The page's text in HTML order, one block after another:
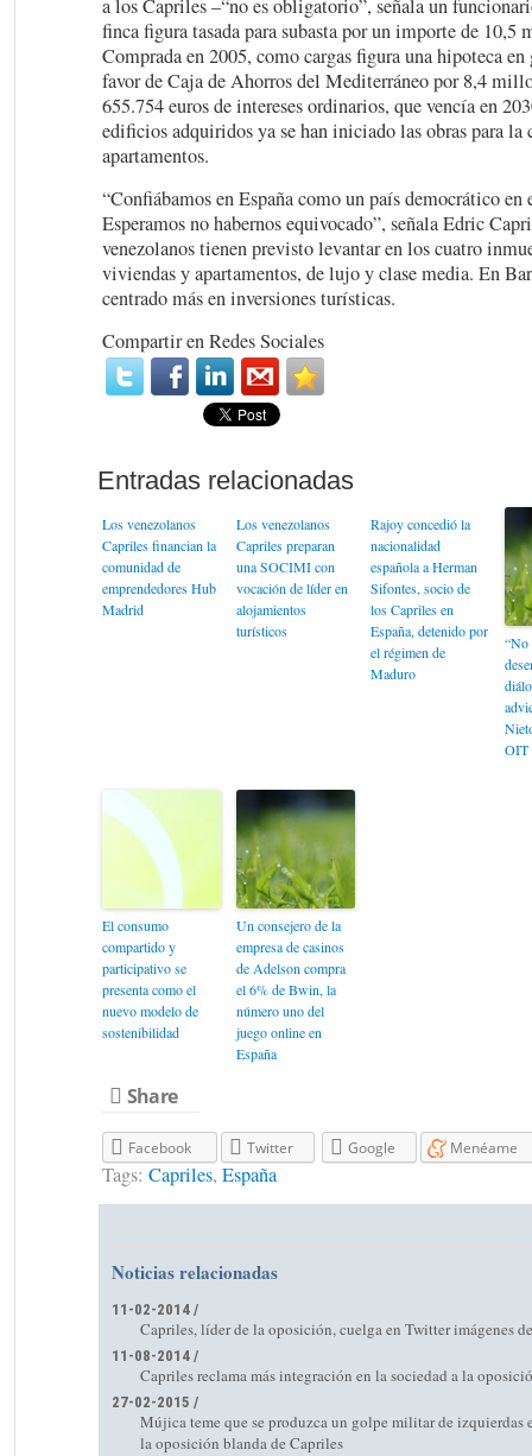
a los Capriles –“no es obligatorio”, señala un
finca figura tasada para subasta por un importe de 10,5
Comprada en 2005, como cargas figura una hipoteca en
favor de Caja de Ahorros del Mediterráneo por 8,4
655.754 euros de intereses ordinarios, que vencía en
edificios adquiridos ya se han iniciado las obras para la
apartamentos.
“Confiábamos en España como un país democrático
Esperamos no habernos equivocado”, señala Edric
venezolanos tienen previsto levantar en los cuatro
viviendas y apartamentos, de lujo y clase media. En
centrado más en inversiones turísticas.
Compartir en Redes Sociales
Los venezolanos
Capriles financian la
comunidad de
emprendedores Hub
Madrid
Los venezolanos
Capriles preparan
una SOCIMI con
vocación de líder en
alojamientos
turísticos
Rajoy concedió la
nacionalidad
española a Herman
Sifontes, socio de
los Capriles en
España, detenido por
el régimen de
Maduro
“No
OIT
El consumo
compartido y
participativo se
presenta como el
nuevo modelo de
sostenibilidad
Un consejero de la
empresa de casinos
de Adelson compra
el 6% de Bwin, la
número uno del
juego online en
España
Share
Facebook Twitter Google Menéame
Tags: Capriles, España
Noticias relacionadas
11-02-2014 /
Capriles, líder de la oposición, cuelga en Twitter imágenes
11-08-2014 /
Capriles reclama más integración en la sociedad a la
27-02-2015 /
Mújica teme que se produzca un golpe militar de izquierdas
la oposición blanda de Capriles